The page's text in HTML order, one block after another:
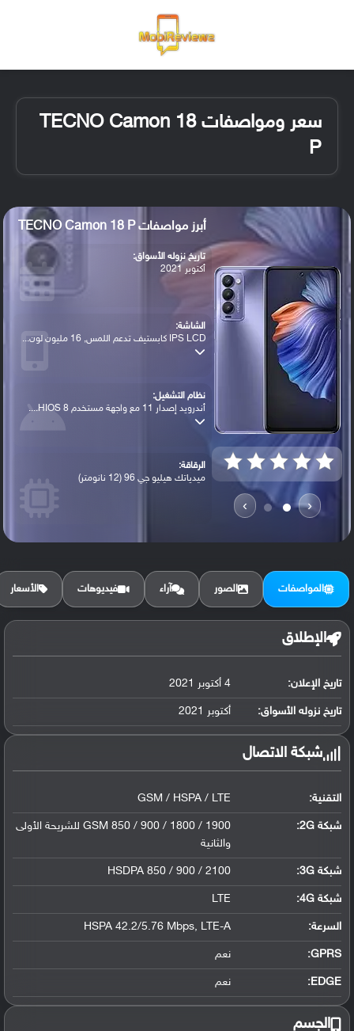
سعر ومواصفات TECNO Camon 18
P
‹
›
أبرز مواصفات TECNO Camon 18 P
تاريخ نزوله الأسواق:
أكتوبر 2021
الشاشة:
IPS LCD كابستيف تدعم اللمس, 16 مليون لون...
نظام التشغيل:
أندرويد إصدار 11 مع واجهة مستخدم HIOS 8....
الرقاقة:
ميدياتك هيليو جي 96 (12 نانومتر)
الرام / التخزين:
البطارية:
ليثيوم بوليمر سعة 5000 مللي أمبير, غير ق...
المواصفات الصور آراء فيديوهات الأسعار
الإطلاق
تاريخ الإعلان: 4 أكتوبر 2021
تاريخ نزوله الأسواق: أكتوبر 2021
شبكة الاتصال
التقنية: GSM / HSPA / LTE
شبكة 2G:
GSM 850 / 900 / 1800 / 1900 للشريحة الأولى
والثانية
شبكة 3G :
HSDPA 850 / 900 / 2100
شبكة 4G :
LTE
السرعة: HSPA 42.2/5.76 Mbps, LTE-A
GPRS: نعم
EDGE: نعم
الجسم